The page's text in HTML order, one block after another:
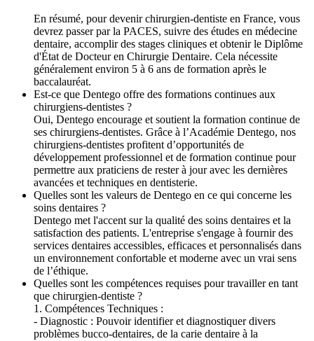
En résumé, pour devenir chirurgien-dentiste en France, vous
devrez passer par la PACES, suivre des études en médecine
dentaire, accomplir des stages cliniques et obtenir le Diplôme
d'État de Docteur en Chirurgie Dentaire. Cela nécessite
généralement environ 5 à 6 ans de formation après le
baccalauréat.
Est-ce que Dentego offre des formations continues aux
chirurgiens-dentistes ?
Oui, Dentego encourage et soutient la formation continue de
ses chirurgiens-dentistes. Grâce à l’Académie Dentego, nos
chirurgiens-dentistes profitent d’opportunités de
développement professionnel et de formation continue pour
permettre aux praticiens de rester à jour avec les dernières
avancées et techniques en dentisterie.
Quelles sont les valeurs de Dentego en ce qui concerne les
soins dentaires ?
Dentego met l'accent sur la qualité des soins dentaires et la
satisfaction des patients. L'entreprise s'engage à fournir des
services dentaires accessibles, efficaces et personnalisés dans
un environnement confortable et moderne avec un vrai sens
de l’éthique.
Quelles sont les compétences requises pour travailler en tant
que chirurgien-dentiste ?
1. Compétences Techniques :
- Diagnostic : Pouvoir identifier et diagnostiquer divers
problèmes bucco-dentaires, de la carie dentaire à la